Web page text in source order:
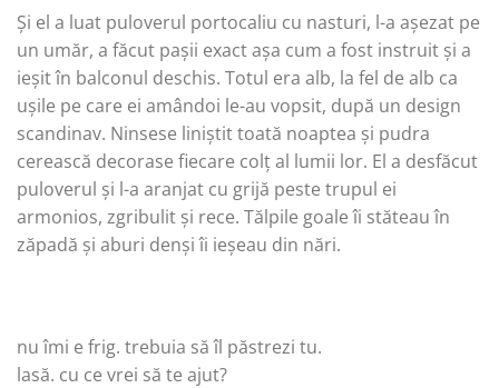
Și el a luat puloverul portocaliu cu nasturi, l-a așezat pe
un umăr, a făcut pașii exact așa cum a fost instruit și a
ieșit în balconul deschis. Totul era alb, la fel de alb ca
ușile pe care ei amândoi le-au vopsit, după un design
scandinav. Ninsese liniștit toată noaptea și pudra
cerească decorase fiecare colț al lumii lor. El a desfăcut
puloverul și l-a aranjat cu grijă peste trupul ei
armonios, zgribulit și rece. Tălpile goale îi stăteau în
zăpadă și aburi denși îi ieșeau din nări.
nu îmi e frig. trebuia să îl păstrezi tu.
lasă. cu ce vrei să te ajut?